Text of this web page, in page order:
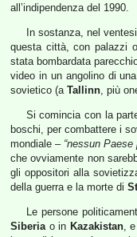
all’indipendenza del 1990.
In sostanza, nel
questa città, con palazzi
stata bombardata
video in un angolino di
sovietico (a Tallinn, più
Si comincia con la
boschi, per combattere i
mondiale – “nessun Paese
che ovviamente non
gli oppositori alla
della guerra e la morte di
Le persone
Siberiao in Kazakistan, e